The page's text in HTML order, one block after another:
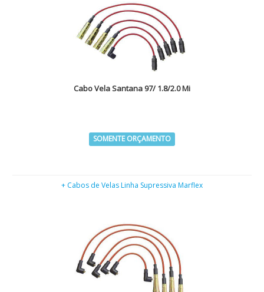
Cabo Vela Santana 97/ 1.8/2.0 Mi
SOMENTE ORÇAMENTO
+ Cabos de Velas Linha Supressiva Marflex